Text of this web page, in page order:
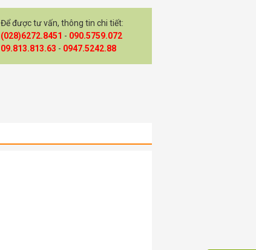
Để được tư vấn, thông tin chi tiết:
(028)6272.8451 - 090.5759.072
09.813.813.63 - 0947.5242.88